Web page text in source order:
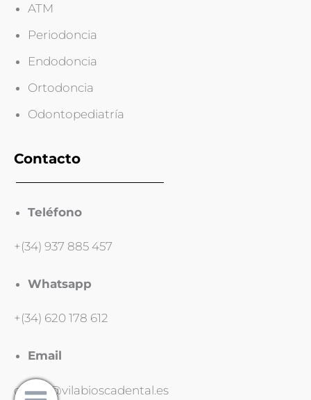
ATM
Periodoncia
Endodoncia
Ortodoncia
Odontopediatría
Contacto
Teléfono
+(34) 937 885 457
Whatsapp
+(34) 620 178 612
Email
clinica@vilabioscadental.es